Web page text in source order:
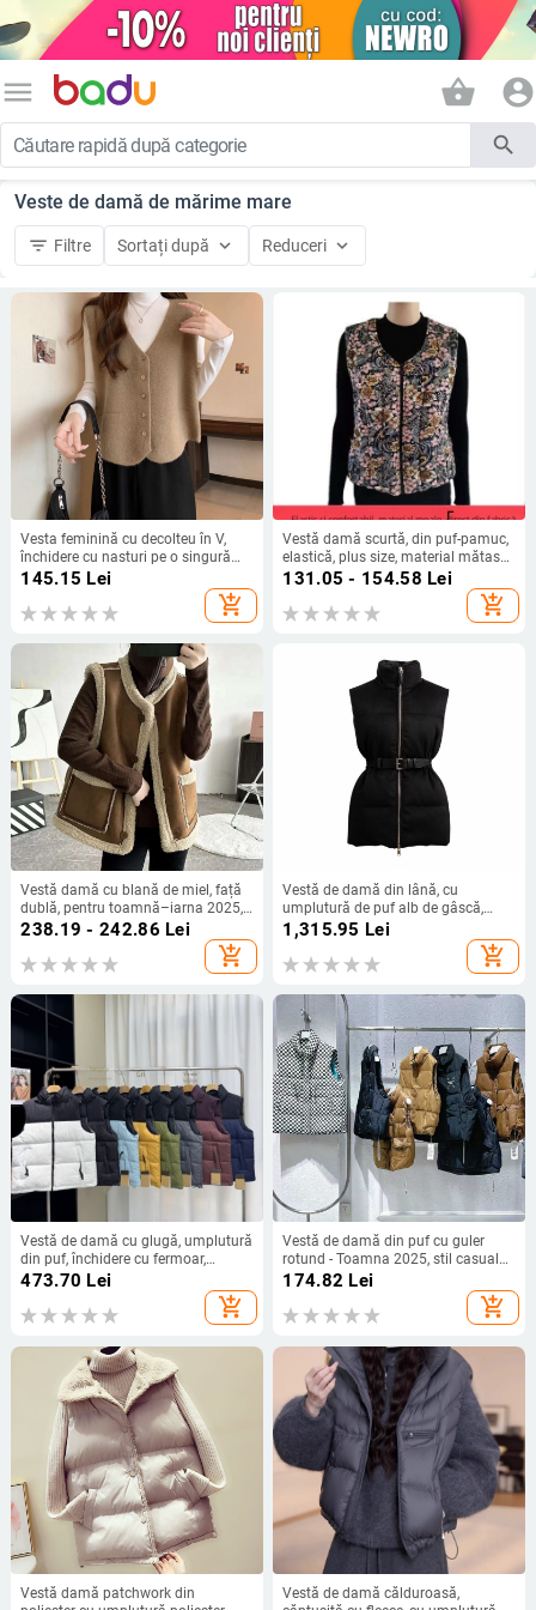
menu shopping_basket account_circle
search
Veste de damă de mărime mare
filter_list Filtre Sortați după keyboard_arrow_down Reduceri keyboard_arrow_down
Vesta feminină cu decolteu în V,
închidere cu nasturi pe o singură
linie, lungime scurtă, model 3D,
145.15 Lei
add_shopping_cart
Vestă damă scurtă, din puf-pamuc,
elastică, plus size, material mătase
lapte
131.05 - 154.58 Lei
add_shopping_cart
Vestă damă cu blană de miel, față
dublă, pentru toamnă–iarna 2025,
croială lejeră, caldă, închidere cu
nasturi pe o linie, cu două buzunare
238.19 - 242.86 Lei
add_shopping_cart
Vestă de damă din lână, cu
umplutură de puf alb de gâscă,
logo triunghiular decorativ, croială
talie, guler înălțat, fermoar, iarnă
2024
1,315.95 Lei
add_shopping_cart
Vestă de damă cu glugă, umplutură
din puf, închidere cu fermoar,
țesătură din poliester, croială lejeră
473.70 Lei
add_shopping_cart
Vestă de damă din puf cu guler
rotund - Toamna 2025, stil casual
japonez-coreean, 95% poliester,
174.82 Lei
add_shopping_cart
Vestă damă patchwork din
Vestă de damă călduroasă,